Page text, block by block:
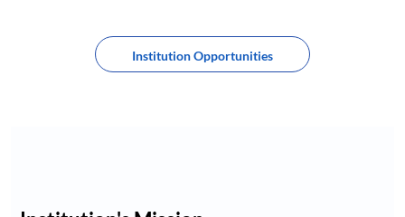
Institution Opportunities